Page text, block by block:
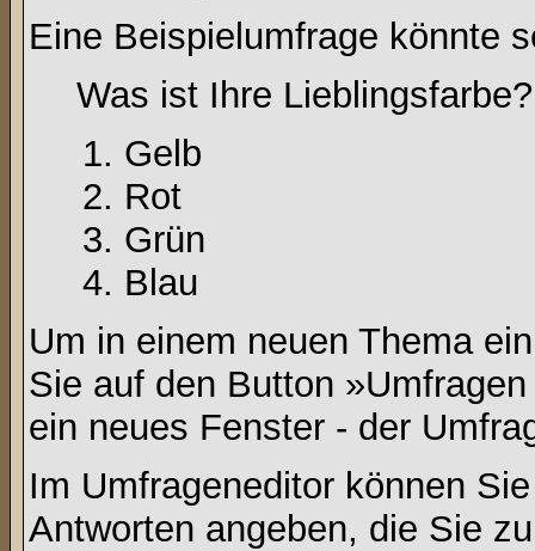
Eine Beispielumfrage könnte
Was ist Ihre Lieblingsfarbe?
Gelb
Rot
Grün
Blau
Um in einem neuen Thema
Sie auf den Button
ein neues Fenster - der
Im Umfrageneditor können
Antworten angeben, die Sie